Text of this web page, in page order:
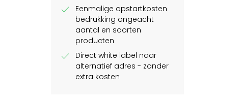
check
Eenmalige opstartkosten
bedrukking ongeacht
aantal en soorten
producten
check
Direct white label naar
alternatief adres - zonder
extra kosten